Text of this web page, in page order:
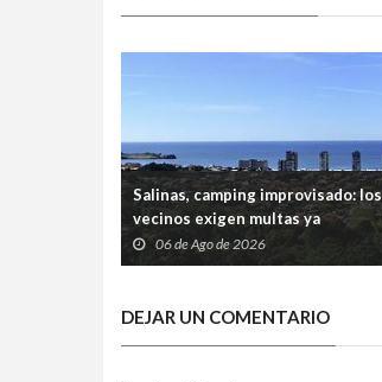
Salinas, camping improvisado: los
vecinos exigen multas ya
06 de Ago de 2026
DEJAR UN COMENTARIO